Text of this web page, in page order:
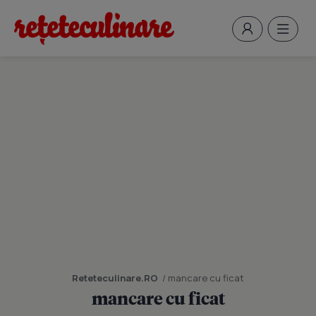
Reteteculinare.RO / mancare cu ficat
mancare cu ficat